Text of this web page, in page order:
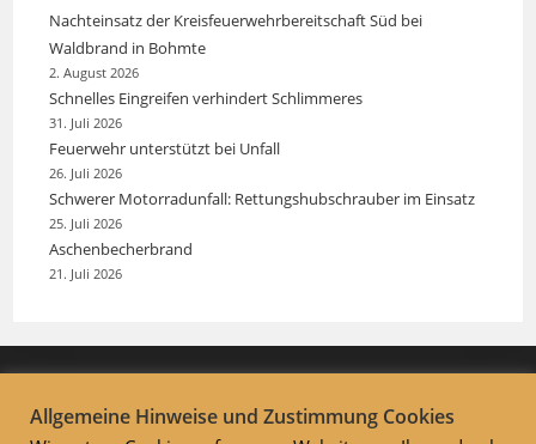
Nachteinsatz der Kreisfeuerwehrbereitschaft Süd bei
Waldbrand in Bohmte
2. August 2026
Schnelles Eingreifen verhindert Schlimmeres
31. Juli 2026
Feuerwehr unterstützt bei Unfall
26. Juli 2026
Schwerer Motorradunfall: Rettungshubschrauber im Einsatz
25. Juli 2026
Aschenbecherbrand
21. Juli 2026
Allgemeine Hinweise und Zustimmung Cookies